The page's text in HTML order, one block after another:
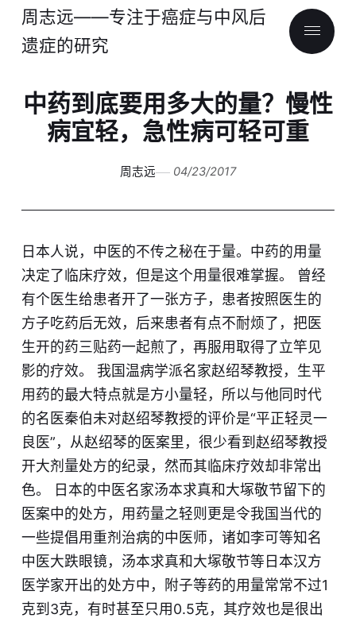
周志远——专注于癌症与中风后
遗症的研究
中药到底要用多大的量？慢性
病宜轻，急性病可轻可重
周志远 04/23/2017
日本人说，中医的不传之秘在于量。中药的用量
决定了临床疗效，但是这个用量很难掌握。 曾经
有个医生给患者开了一张方子，患者按照医生的
方子吃药后无效，后来患者有点不耐烦了，把医
生开的药三贴药一起煎了，再服用取得了立竿见
影的疗效。 我国温病学派名家赵绍琴教授，生平
用药的最大特点就是方小量轻，所以与他同时代
的名医秦伯未对赵绍琴教授的评价是“平正轻灵一
良医”，从赵绍琴的医案里，很少看到赵绍琴教授
开大剂量处方的纪录，然而其临床疗效却非常出
色。 日本的中医名家汤本求真和大塚敬节留下的
医案中的处方，用药量之轻则更是令我国当代的
一些提倡用重剂治病的中医师，诸如李可等知名
中医大跌眼镜，汤本求真和大塚敬节等日本汉方
医学家开出的处方中，附子等药的用量常常不过1
克到3克，有时甚至只用0.5克，其疗效也是很出